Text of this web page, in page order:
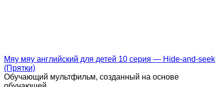
Мяу мяу английский для детей 10 серия — Hide-and-seek
(Прятки)
Обучающий мультфильм, созданный на основе